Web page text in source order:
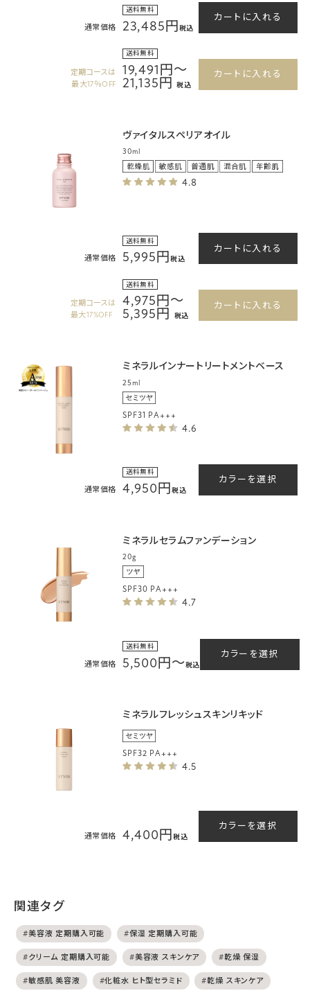
送料無料
23,485円税込
通常価格
カートに入れる
送料無料
19,491円～
21,135円税込
定期コースは
最大17％OFF
カートに入れる
ヴァイタルスペリアオイル
30ml
4.8
送料無料
5,995円 税込
通常価格
カートに入れる
送料無料
4,975円～
5,395円 税込
定期コースは
最大17%OFF
カートに入れる
ミネラルインナートリートメントベース
25ml
4.6
SPF31 PA+++
送料無料
4,950円税込
通常価格
カラーを選択
ミネラルセラムファンデーション
20g
4.7
SPF30 PA+++
送料無料
5,500円～税込
通常価格
カラーを選択
ミネラルフレッシュスキンリキッド
4.5
SPF32 PA+++
4,400円税込
通常価格
カラーを選択
関連タグ
#美容液 定期購入可能 #保湿 定期購入可能
#クリーム 定期購入可能 #美容液 スキンケア #乾燥 保湿
#敏感肌 美容液 #化粧水 ヒト型セラミド #乾燥 スキンケア